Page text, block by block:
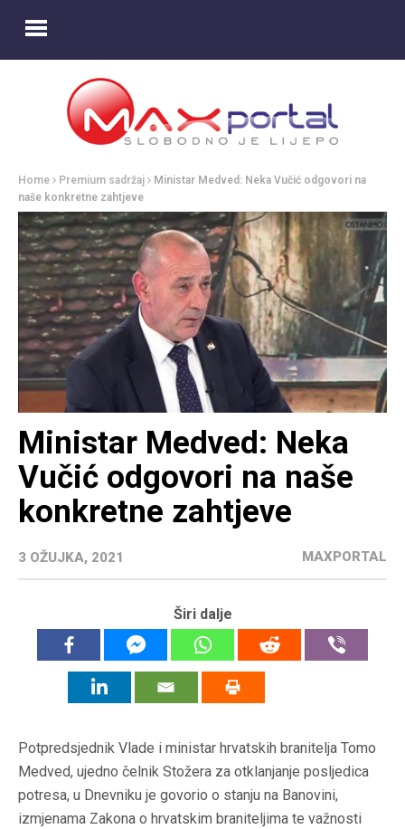
Home Premium sadržaj
Ministar Medved: Neka Vučić odgovori na
naše konkretne zahtjeve
Ministar Medved: Neka
Vučić odgovori na naše
konkretne zahtjeve
3 OŽUJKA, 2021 MAXPORTAL
Širi dalje
Potpredsjednik Vlade i ministar hrvatskih branitelja Tomo
Medved, ujedno čelnik Stožera za otklanjanje posljedica
potresa, u Dnevniku je govorio o stanju na Banovini,
izmjenama Zakona o hrvatskim braniteljima te važnosti